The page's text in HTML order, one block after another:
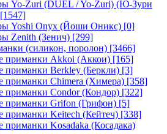
Yo-Zuri (DUEL / Yo-Zuri) (Ю-Зури
[1547]
Yoshi Onyx (Йоши Оникс) [0]
Zenith (Зенич) [299]
(силикон, поролон) [3466]
приманки Akkoi (Аккои) [165]
приманки Berkley (Беркли) [3]
приманки Chimera (Химера) [358]
приманки Condor (Кондор) [322]
приманки Grifon (Грифон) [5]
приманки Keitech (Кейтеч) [338]
приманки Kosadaka (Косадака)